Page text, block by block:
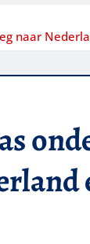
naar